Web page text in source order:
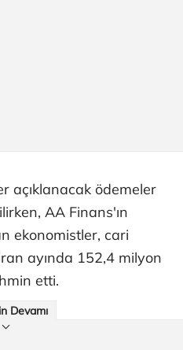
açıklanacak ödemeler
AA Finans'ın
ekonomistler, cari
ayında 152,4 milyon
etti.
Devamı